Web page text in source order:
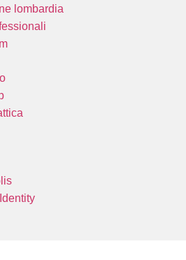
lombardia